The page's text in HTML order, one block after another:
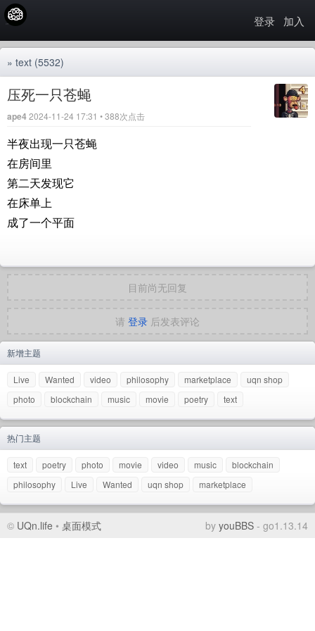
登录 加入
» text (5532)
压死一只苍蝇
ape4 2024-11-24 17:31 • 388次点击
半夜出现一只苍蝇
在房间里
第二天发现它
在床单上
成了一个平面
目前尚无回复
请 登录 后发表评论
新增主题
Live Wanted video philosophy marketplace
uqn shop
photo
blockchain music movie poetry text
热门主题
text poetry photo movie video music
blockchain
philosophy
Live Wanted uqn shop marketplace
© UQn.life • 桌面模式 by youBBS - go1.13.14